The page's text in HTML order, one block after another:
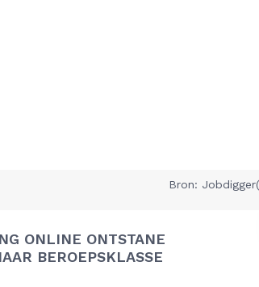
Bron:
ONLINE ONTSTANE
BEROEPSKLASSE